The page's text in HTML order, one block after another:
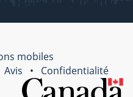
mobiles
Avis
Confidentialité